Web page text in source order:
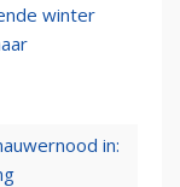
winter
in: